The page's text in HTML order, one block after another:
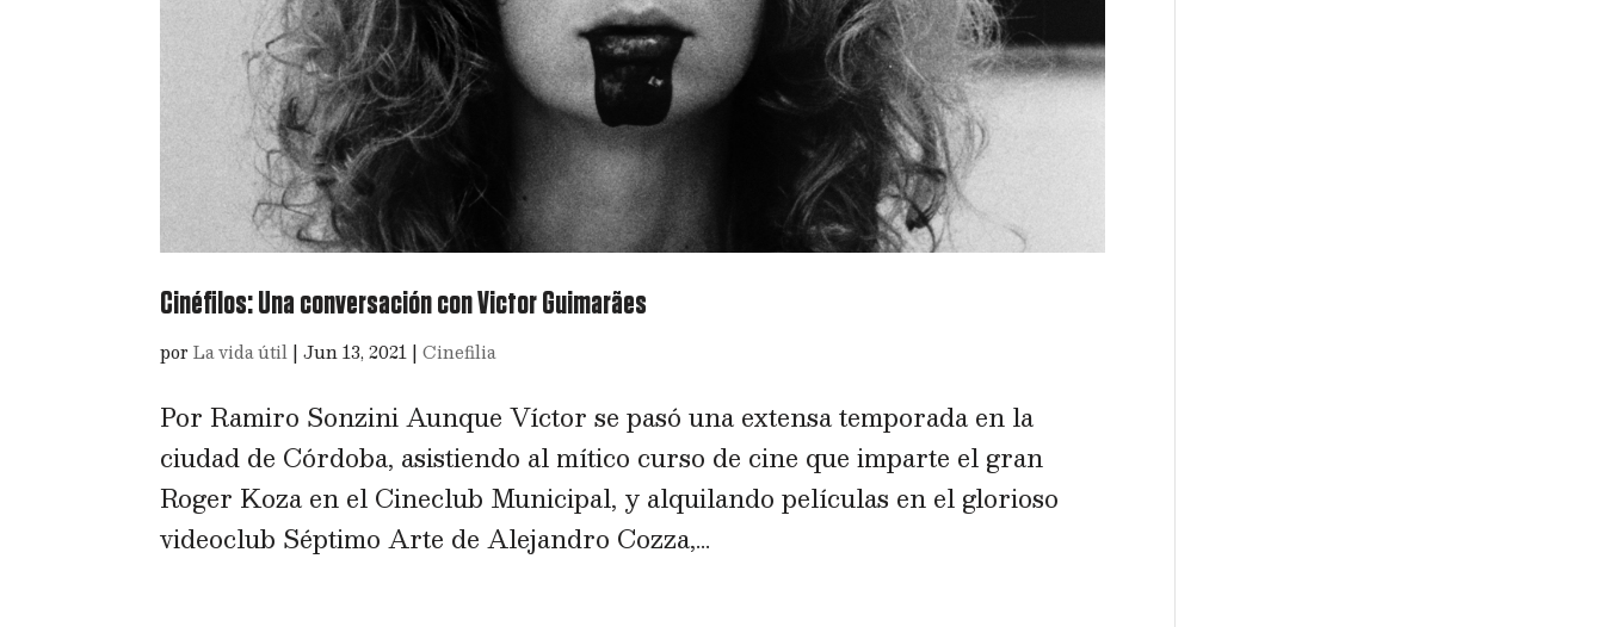
Cinéfilos: Una conversación con Victor Guimarães
porLa vida útil |Jun 13, 2021 |Cinefilia
Por Ramiro Sonzini Aunque Víctor se pasó una extensa temporada en la
ciudad de Córdoba, asistiendo al mítico curso de cine que imparte el gran
Roger Koza en el Cineclub Municipal, y alquilando películas en el glorioso
videoclub Séptimo Arte de Alejandro Cozza,...